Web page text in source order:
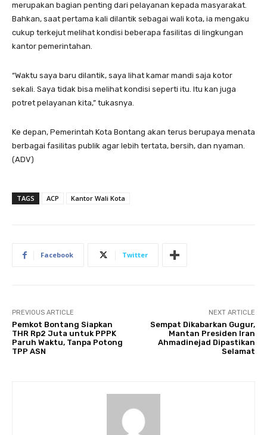
merupakan bagian penting dari pelayanan kepada masyarakat.
Bahkan, saat pertama kali dilantik sebagai wali kota, ia mengaku
cukup terkejut melihat kondisi beberapa fasilitas di lingkungan
kantor pemerintahan.
“Waktu saya baru dilantik, saya lihat kamar mandi saja kotor
sekali. Saya tidak bisa melihat kondisi seperti itu. Itu kan juga
potret pelayanan kita,” tukasnya.
Ke depan, Pemerintah Kota Bontang akan terus berupaya menata
berbagai fasilitas publik agar lebih tertata, bersih, dan nyaman.
(ADV)
TAGS ACP Kantor Wali Kota
Facebook Twitter
PREVIOUS ARTICLE
Pemkot Bontang Siapkan
THR Rp2 Juta untuk PPPK
Paruh Waktu, Tanpa Potong
TPP ASN
NEXT ARTICLE
Sempat Dikabarkan Gugur,
Mantan Presiden Iran
Ahmadinejad Dipastikan
Selamat